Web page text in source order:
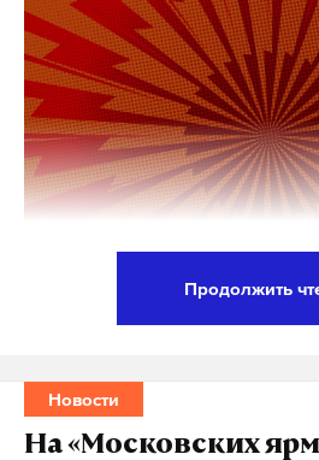
РФ по по энергетической
Украины. Об этом глава
Продолжить
Новости
На «Московских